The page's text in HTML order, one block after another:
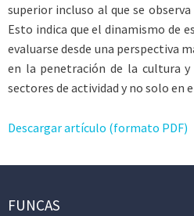
superior incluso al que se
Esto indica que el dinamismo de
evaluarse desde una perspectiva
en la penetración de la cultura
sectores de actividad y no solo en
Descargar artículo (formato PDF)
FUNCAS